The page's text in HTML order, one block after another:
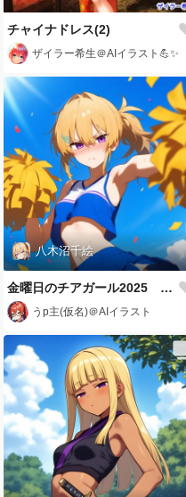
チャイナドレス(2)
ザイラー希生＠AIイラスト💪✨
八木沼千絵
金曜日のチアガール2025 「八木沼千絵」
うp主(仮名)＠AIイラスト